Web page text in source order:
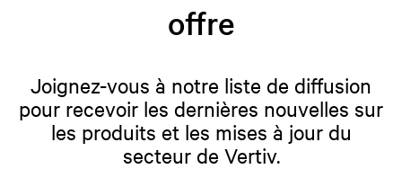
offre
Joignez-vous à notre liste de diffusion
pour recevoir les dernières nouvelles sur
les produits et les mises à jour du
secteur de Vertiv.